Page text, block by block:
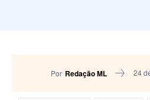
Por Redação ML 24